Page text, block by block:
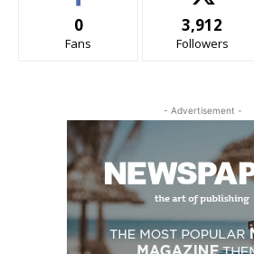
0
Fans
3,912
Followers
- Advertisement -